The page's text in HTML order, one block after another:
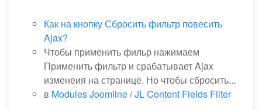
Как на кнопку Сбросить фильтр повесить
Ajax?
Чтобы применить фильр нажимаем
Применить фильтр и срабатывает Ajax
изменеия на странице. Но чтобы сбросить...
в Modules Joomline/JL Content Fields Filter